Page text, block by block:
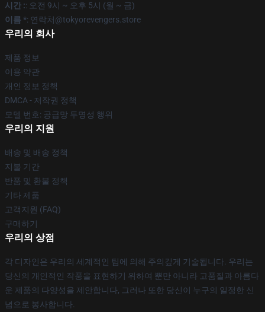
시간 :: 오전 9시 ~ 오후 5시 (월 ~ 금)
이름 *: 연락처@tokyorevengers.store
우리의 회사
제품 정보
이용 약관
개인 정보 정책
DMCA - 저작권 정책
모델 번호: 공급망 투명성 행위
우리의 지원
배송 및 배송 정책
지불 기간
반품 및 환불 정책
기타 제품
고객지원 (FAQ)
구매하기
우리의 상점
각 디자인은 우리의 세계적인 팀에 의해 주의깊게 기술됩니다. 우리는
당신의 개인적인 작풍을 표현하기 위하여 뿐만 아니라 고품질과 아름다
운 제품의 다양성을 제안합니다, 그러나 또한 당신이 누구의 일정한 신
념으로 봉사합니다.